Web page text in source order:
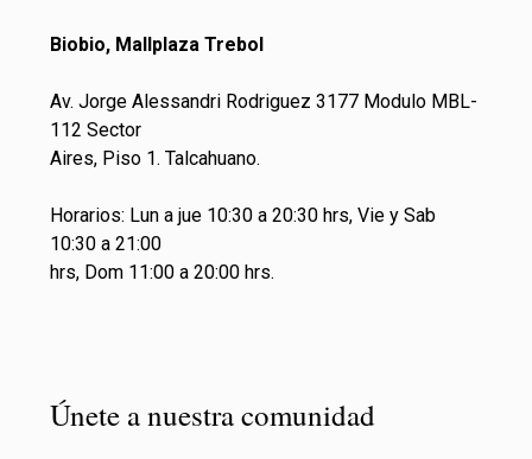
Biobio, Mallplaza Trebol
Av. Jorge Alessandri Rodriguez 3177 Modulo MBL-
112 Sector
Aires, Piso 1. Talcahuano.
Horarios: Lun a jue 10:30 a 20:30 hrs, Vie y Sab
10:30 a 21:00
hrs, Dom 11:00 a 20:00 hrs.
Únete a nuestra comunidad